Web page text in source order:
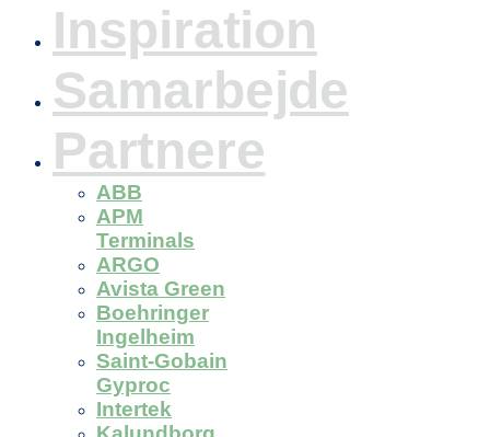
Inspiration
Samarbejde
Partnere
ABB
APM
Terminals
ARGO
Avista Green
Boehringer
Ingelheim
Saint-Gobain
Gyproc
Intertek